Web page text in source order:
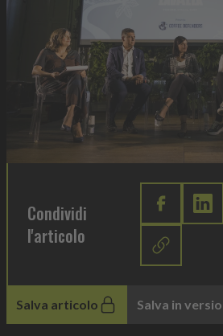
Condividi
l'articolo
Salva articolo Salva in